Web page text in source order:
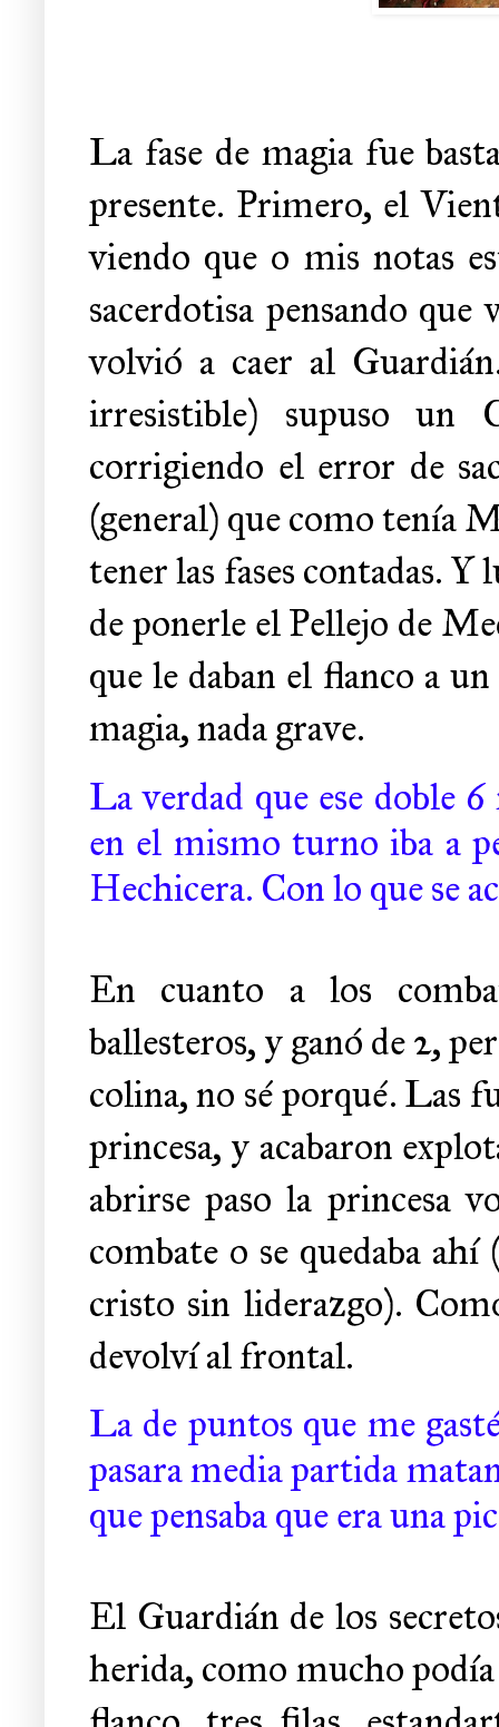
La fase de magia fue
presente. Primero, el
viendo que o mis notas
sacerdotisa pensando
volvió a caer al
irresistible) supuso un
corrigiendo el error de
(general) que como tenía
tener las fases contadas.
de ponerle el Pellejo de
que le daban el flanco a
magia, nada grave.
La verdad que ese doble
en el mismo turno iba a
Hechicera. Con lo que se
En cuanto a los
ballesteros, y ganó de 2,
colina, no sé porqué. Las
princesa, y acabaron
abrirse paso la princesa
combate o se quedaba
cristo sin liderazgo).
devolví al frontal.
La de puntos que me
pasara media partida
que pensaba que era una
El Guardián de los
herida, como mucho